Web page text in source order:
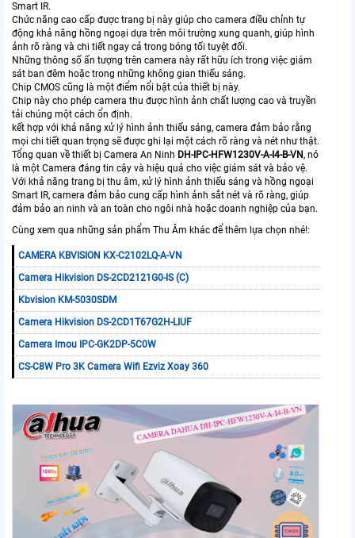
Smart IR.
Chức năng cao cấp được trang bị này giúp cho camera điều chỉnh tự
động khả năng hồng ngoại dựa trên môi trường xung quanh, giúp hình
ảnh rõ ràng và chi tiết ngay cả trong bóng tối tuyệt đối.
Những thông số ấn tượng trên camera này rất hữu ích trong việc giám
sát ban đêm hoặc trong những không gian thiếu sáng.
Chip CMOS cũng là một điểm nổi bật của thiết bị này.
Chip này cho phép camera thu được hình ảnh chất lượng cao và truyền
tải chúng một cách ổn định.
kết hợp với khả năng xử lý hình ảnh thiếu sáng, camera đảm bảo rằng
mọi chi tiết quan trọng sẽ được ghi lại một cách rõ ràng và nét như thật.
Tổng quan về thiết bị Camera An Ninh DH-IPC-HFW1230V-A-I4-B-VN, nó
là một Camera đáng tin cậy và hiệu quả cho việc giám sát và bảo vệ.
Với khả năng trang bị thu âm, xử lý hình ảnh thiếu sáng và hồng ngoại
Smart IR, camera đảm bảo cung cấp hình ảnh sắt nét và rõ ràng, giúp
đảm bảo an ninh và an toàn cho ngôi nhà hoặc doanh nghiệp của bạn.
Cùng xem qua những sản phẩm Thu Âm khác để thêm lựa chọn nhé!:
CAMERA KBVISION KX-C2102LQ-A-VN
Camera Hikvision DS-2CD2121G0-IS (C)
Kbvision KM-5030SDM
Camera Hikvision DS-2CD1T67G2H-LIUF
Camera Imou IPC-GK2DP-5C0W
CS-C8W Pro 3K Camera Wifi Ezviz Xoay 360